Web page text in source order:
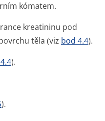
kómatem.
kreatininu pod
těla (viz bod 4.4).
).
).